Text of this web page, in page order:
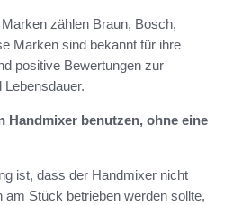
zählen Braun, Bosch,
Marken sind bekannt für ihre
positive Bewertungen zur
Lebensdauer.
Handmixer benutzen, ohne eine
ist, dass der Handmixer nicht
am Stück betrieben werden sollte,